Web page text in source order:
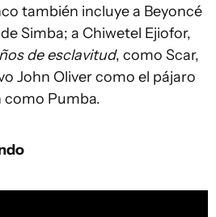
también incluye a Beyoncé
Simba; a Chiwetel Ejiofor,
de esclavitud, como Scar,
John Oliver como el pájaro
como Pumba.